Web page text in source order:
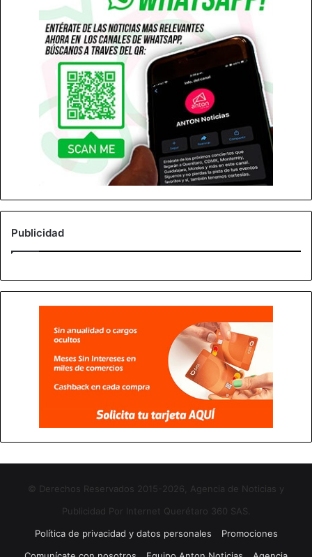
Publicidad
© Derechos Reservados 2015-2026, Agencia de Noticias y
Publicidad Por Internet Querétaro 360 SAS.
Política de privacidad y datos personales
Promociones